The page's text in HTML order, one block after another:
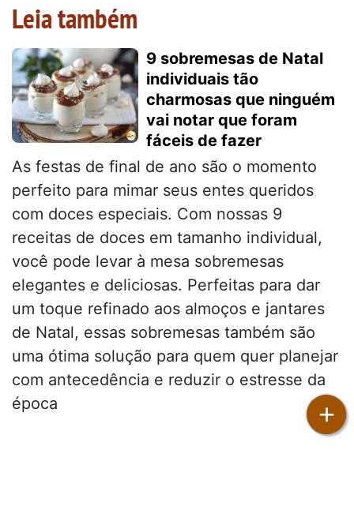
Leia também
9 sobremesas de Natal
individuais tão
charmosas que ninguém
vai notar que foram
fáceis de fazer
As festas de final de ano são o momento
perfeito para mimar seus entes queridos
com doces especiais. Com nossas 9
receitas de doces em tamanho individual,
você pode levar à mesa sobremesas
elegantes e deliciosas. Perfeitas para dar
um toque refinado aos almoços e jantares
de Natal, essas sobremesas também são
uma ótima solução para quem quer planejar
com antecedência e reduzir o estresse da
época
+